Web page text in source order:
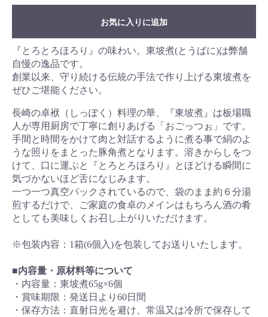
お気に入りに追加
『とろとろほろり』の味わい。東坡煮(とうばに)は弊舗
自慢の逸品です。
創業以来、守り続ける伝統の手法で作り上げる東坡煮を
ぜひご堪能ください。
長崎の卓袱（しっぽく）料理の華、『東坡煮』は板場職
人が専用厨房で丁寧に創りあげる「おごっつぉ」です。
手間と時間をかけて肉と対話するように煮る事で絹のよ
うな照りをまとった豚角煮となります。溶きからしをつ
けて、口に運ぶと『とろとろほろり』とほどける瞬間に
気づかないほど舌になじみます。
一つ一つ真空パックされているので、袋のまま約６分湯
煎するだけで、ご家庭の食卓のメインはもちろん酒の肴
としても美味しくお召し上がりいただけます。
※包装内容：1箱(6個入)を包装してお送りいたします。
■内容量・原材料等について
・内容量：東坡煮65g×6個
・賞味期限：発送日より60日間
・保存方法：直射日光を避け、常温又は冷所で保存して